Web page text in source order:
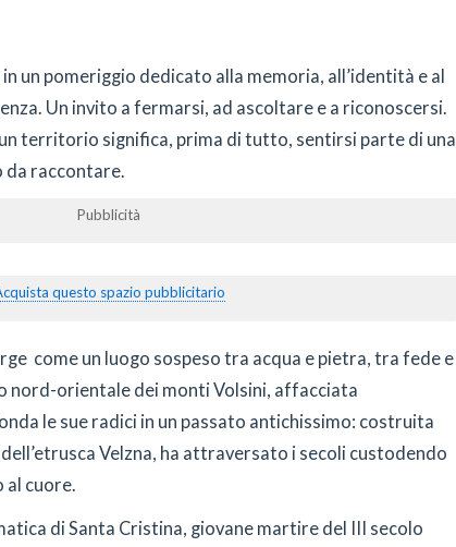
un pomeriggio dedicato alla memoria, all’identità e al
Un invito a fermarsi, ad ascoltare e a riconoscersi.
territorio significa, prima di tutto, sentirsi parte di una
da raccontare.
Pubblicità
questo spazio pubblicitario
come un luogo sospeso tra acqua e pietra, tra fede e
nord-orientale dei monti Volsini, affacciata
le sue radici in un passato antichissimo: costruita
Velzna, ha attraversato i secoli custodendo
al cuore.
di Santa Cristina, giovane martire del III secolo